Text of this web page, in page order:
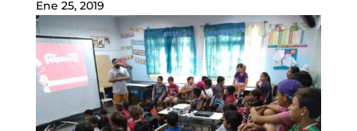
Ene 25, 2019